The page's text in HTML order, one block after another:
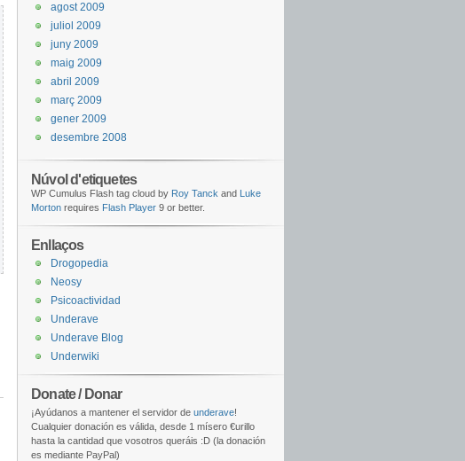
agost 2009
juliol 2009
juny 2009
maig 2009
abril 2009
març 2009
gener 2009
desembre 2008
Núvol d'etiquetes
WP Cumulus Flash tag cloud by Roy Tanck and Luke
Morton requires Flash Player 9 or better.
Enllaços
Drogopedia
Neosy
Psicoactividad
Underave
Underave Blog
Underwiki
Donate / Donar
¡Ayúdanos a mantener el servidor de underave!
Cualquier donación es válida, desde 1 mísero €urillo
hasta la cantidad que vosotros queráis :D (la donación
es mediante PayPal)